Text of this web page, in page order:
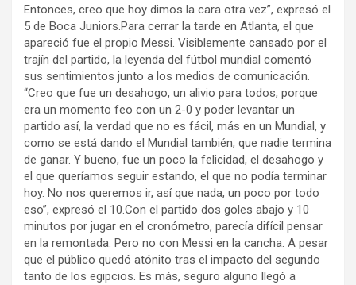
Entonces, creo que hoy dimos la cara otra vez”, expresó el
5 de Boca Juniors.Para cerrar la tarde en Atlanta, el que
apareció fue el propio Messi. Visiblemente cansado por el
trajín del partido, la leyenda del fútbol mundial comentó
sus sentimientos junto a los medios de comunicación.
“Creo que fue un desahogo, un alivio para todos, porque
era un momento feo con un 2-0 y poder levantar un
partido así, la verdad que no es fácil, más en un Mundial, y
como se está dando el Mundial también, que nadie termina
de ganar. Y bueno, fue un poco la felicidad, el desahogo y
el que queríamos seguir estando, el que no podía terminar
hoy. No nos queremos ir, así que nada, un poco por todo
eso”, expresó el 10.Con el partido dos goles abajo y 10
minutos por jugar en el cronómetro, parecía difícil pensar
en la remontada. Pero no con Messi en la cancha. A pesar
que el público quedó atónito tras el impacto del segundo
tanto de los egipcios. Es más, seguro alguno llegó a